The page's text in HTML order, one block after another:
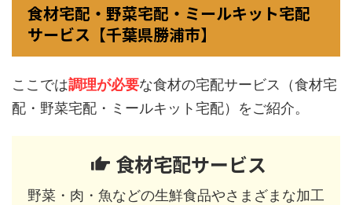
食材宅配・野菜宅配・ミールキット宅配
サービス【千葉県勝浦市】
ここでは調理が必要な食材の宅配サービス（食材宅
配・野菜宅配・ミールキット宅配）をご紹介。
食材宅配サービス
野菜・肉・魚などの生鮮食品やさまざまな加工